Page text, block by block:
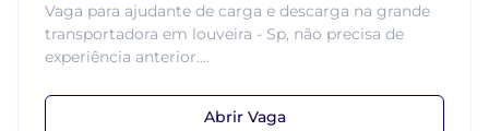
Vaga para ajudante de carga e descarga na grande
transportadora em louveira - Sp, não precisa de
experiência anterior....
Abrir Vaga